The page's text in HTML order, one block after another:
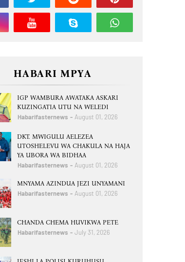
HABARI MPYA
IGP WAMBURA AWATAKA ASKARI
KUZINGATIA UTU NA WELEDI
Habarifasternews August 01, 2026
DKT. MWIGULU AELEZEA
UTOSHELEVU WA CHAKULA NA HAJA
YA UBORA WA BIDHAA
Habarifasternews August 01, 2026
MNYAMA AZINDUA JEZI UNYAMANI
Habarifasternews August 01, 2026
CHANDA CHEMA HUVIKWA PETE
Habarifasternews July 31, 2026